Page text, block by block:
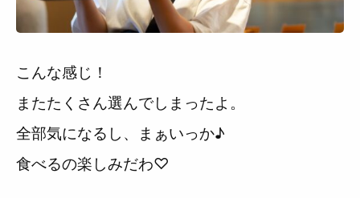
こんな感じ！
またたくさん選んでしまったよ。
全部気になるし、まぁいっか♪
食べるの楽しみだわ♡